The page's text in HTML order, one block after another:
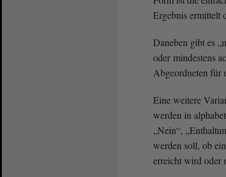
Ergebnis ermittelt
Daneben gibt es
oder mindestens
Abgeordneten für
Eine weitere
werden in
„Nein“,
werden soll, ob
erreicht wird oder